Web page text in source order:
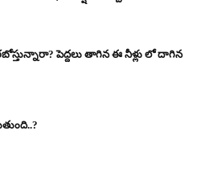
పెద్దలు తాగిన ఈ నీళ్లు లో దాగిన